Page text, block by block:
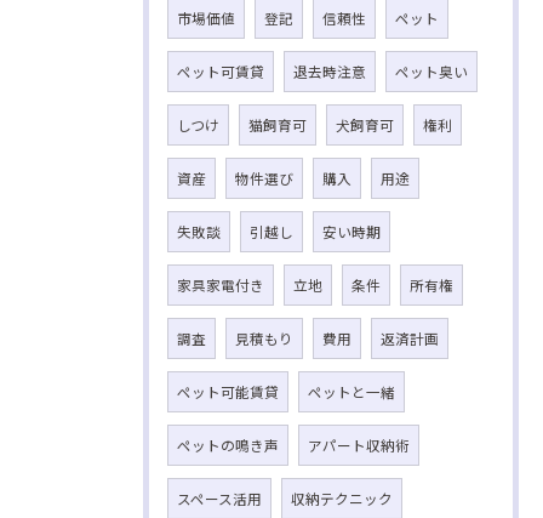
市場価値 登記 信頼性 ペット
ペット可賃貸 退去時注意 ペット臭い
しつけ 猫飼育可 犬飼育可 権利
資産 物件選び 購入 用途
失敗談 引越し 安い時期
家具家電付き 立地 条件 所有権
調査 見積もり 費用 返済計画
ペット可能賃貸 ペットと一緒
ペットの鳴き声 アパート収納術
スペース活用 収納テクニック